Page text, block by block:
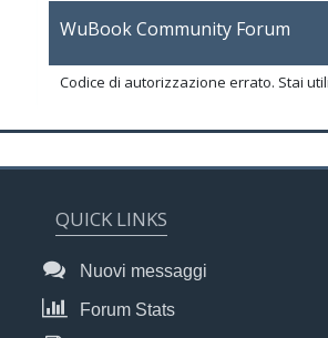
WuBook Community Forum
Codice di autorizzazione errato. Stai
QUICK LINKS
Nuovi messaggi
Forum Stats